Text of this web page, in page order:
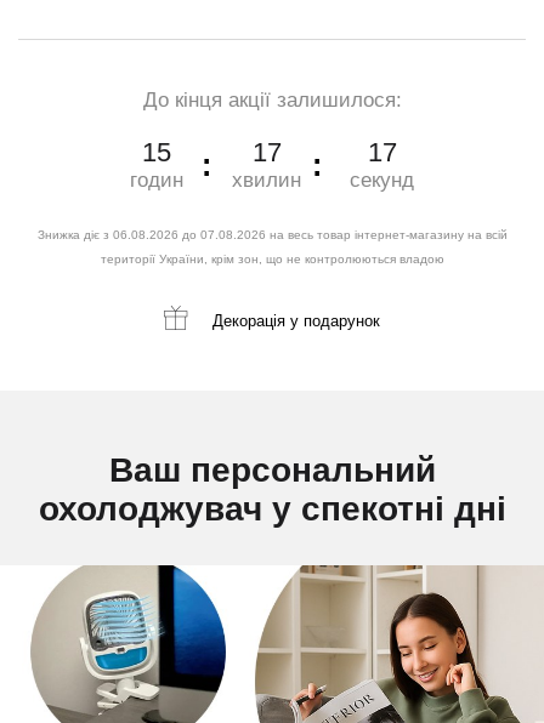
До кінця акції залишилося:
15
годин
17
хвилин
16
секунд
Знижка діє з 06.08.2026 до 07.08.2026 на весь товар інтернет-магазину на всій
території України, крім зон, що не контролюються владою
Декорація у подарунок
Ваш персональний
охолоджувач у спекотні дні